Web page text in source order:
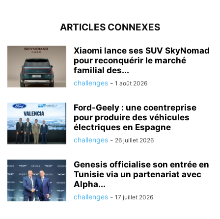
ARTICLES CONNEXES
Xiaomi lance ses SUV SkyNomad
pour reconquérir le marché
familial des...
challenges - 1 août 2026
Ford-Geely : une coentreprise
pour produire des véhicules
électriques en Espagne
challenges - 26 juillet 2026
Genesis officialise son entrée en
Tunisie via un partenariat avec
Alpha...
challenges - 17 juillet 2026